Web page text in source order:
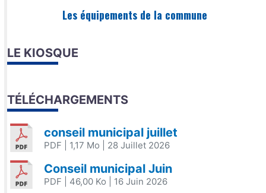
Les équipements de la commune
LE KIOSQUE
TÉLÉCHARGEMENTS
conseil municipal juillet
PDF | 1,17 Mo | 28 Juillet 2026
Conseil municipal Juin
PDF | 46,00 Ko | 16 Juin 2026